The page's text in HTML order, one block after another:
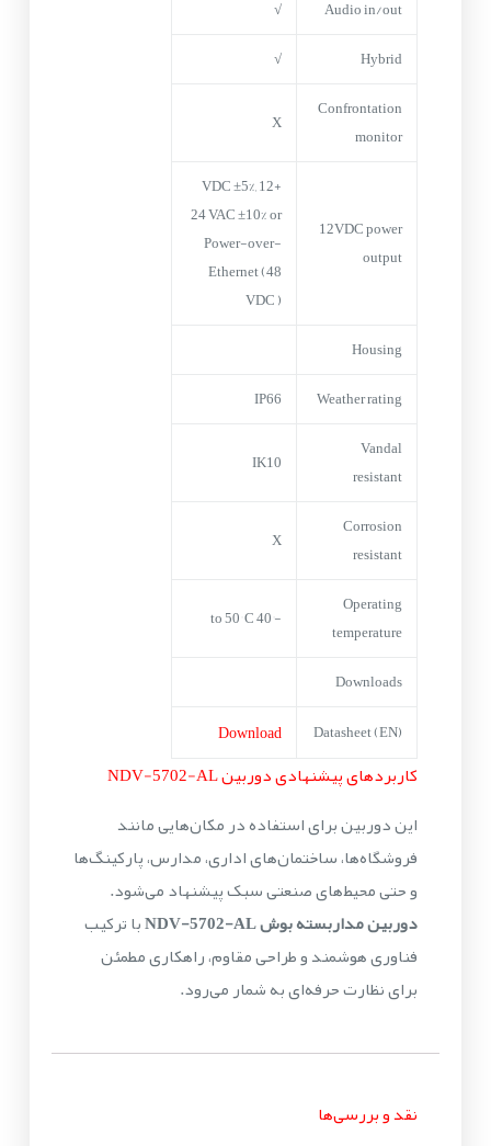
Audio in/out
√
Hybrid
√
Confrontation
monitor
X
12VDC power
output
+12 VDC ±5%,
24 VAC ±10% or
Power-over-
Ethernet (48
VDC )
Housing
Weather rating
IP66
Vandal
resistant
IK10
Corrosion
resistant
X
Operating
temperature
-40° to 50° C
Downloads
Datasheet (EN)
Download
کاربردهای پیشنهادی دوربین NDV-5702-AL
این دوربین برای استفاده در مکان‌هایی مانند
فروشگاه‌ها، ساختمان‌های اداری، مدارس، پارکینگ‌ها
و حتی محیط‌های صنعتی سبک پیشنهاد می‌شود.
دوربین مداربسته بوش NDV-5702-AL
با ترکیب
فناوری هوشمند و طراحی مقاوم، راهکاری مطمئن
برای نظارت حرفه‌ای به شمار می‌رود.
نقد و بررسی‌ها